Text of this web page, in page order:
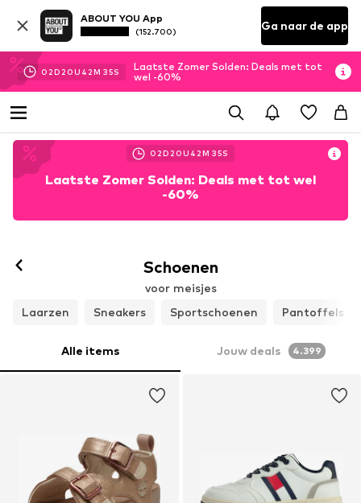
ABOUT YOU App
(152.700) Ga naar de app
02D 20U 42M 34S
Laatste Zomer Solden: Deals met tot
wel -60%
02D 20U 42M 34S
Laatste Zomer Solden: Deals met tot wel
-60%
Schoenen
voor meisjes
Laarzen
Sneakers Sportschoenen Pantoffels
Alle items Jouw deals 4.399